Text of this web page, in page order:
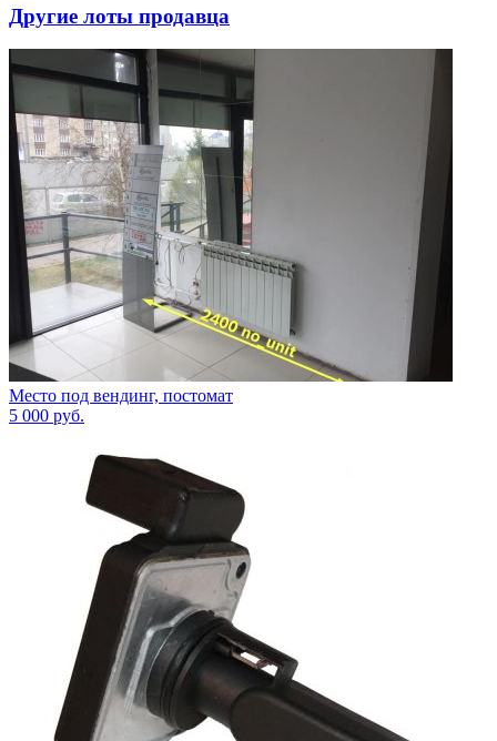
Другие лоты продавца
Место под вендинг, постомат
5 000 руб.